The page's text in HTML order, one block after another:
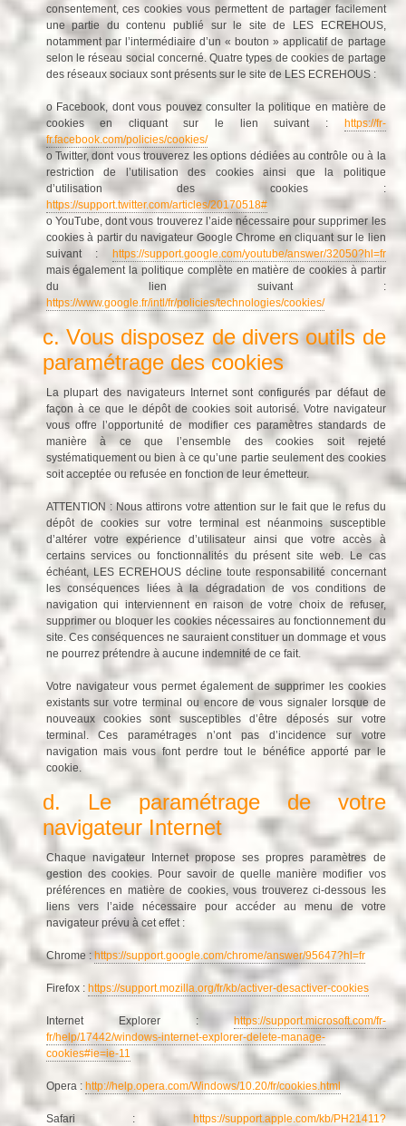
consentement, ces cookies vous permettent de partager facilement
une partie du contenu publié sur le site de LES ECREHOUS,
notamment par l’intermédiaire d’un « bouton » applicatif de partage
selon le réseau social concerné. Quatre types de cookies de partage
des réseaux sociaux sont présents sur le site de LES ECREHOUS :
o Facebook, dont vous pouvez consulter la politique en matière de
cookies en cliquant sur le lien suivant :
https://fr-
fr.facebook.com/policies/cookies/
o Twitter, dont vous trouverez les options dédiées au contrôle ou à la
restriction de l’utilisation des cookies ainsi que la politique
d’utilisation des cookies :
https://support.twitter.com/articles/20170518#
o YouTube, dont vous trouverez l’aide nécessaire pour supprimer les
cookies à partir du navigateur Google Chrome en cliquant sur le lien
suivant :
https://support.google.com/youtube/answer/32050?hl=fr
mais également la politique complète en matière de cookies à partir
du lien suivant :
https://www.google.fr/intl/fr/policies/technologies/cookies/
c. Vous disposez de divers outils de
paramétrage des cookies
La plupart des navigateurs Internet sont configurés par défaut de
façon à ce que le dépôt de cookies soit autorisé. Votre navigateur
vous offre l’opportunité de modifier ces paramètres standards de
manière à ce que l’ensemble des cookies soit rejeté
systématiquement ou bien à ce qu’une partie seulement des cookies
soit acceptée ou refusée en fonction de leur émetteur.
ATTENTION : Nous attirons votre attention sur le fait que le refus du
dépôt de cookies sur votre terminal est néanmoins susceptible
d’altérer votre expérience d’utilisateur ainsi que votre accès à
certains services ou fonctionnalités du présent site web. Le cas
échéant, LES ECREHOUS décline toute responsabilité concernant
les conséquences liées à la dégradation de vos conditions de
navigation qui interviennent en raison de votre choix de refuser,
supprimer ou bloquer les cookies nécessaires au fonctionnement du
site. Ces conséquences ne sauraient constituer un dommage et vous
ne pourrez prétendre à aucune indemnité de ce fait.
Votre navigateur vous permet également de supprimer les cookies
existants sur votre terminal ou encore de vous signaler lorsque de
nouveaux cookies sont susceptibles d’être déposés sur votre
terminal. Ces paramétrages n’ont pas d’incidence sur votre
navigation mais vous font perdre tout le bénéfice apporté par le
cookie.
d. Le paramétrage de votre
navigateur Internet
Chaque navigateur Internet propose ses propres paramètres de
gestion des cookies. Pour savoir de quelle manière modifier vos
préférences en matière de cookies, vous trouverez ci-dessous les
liens vers l’aide nécessaire pour accéder au menu de votre
navigateur prévu à cet effet :
Chrome : https://support.google.com/chrome/answer/95647?hl=fr
Firefox : https://support.mozilla.org/fr/kb/activer-desactiver-cookies
Internet Explorer :https://support.microsoft.com/fr-
fr/help/17442/windows-internet-explorer-delete-manage-
cookies#ie=ie-11
Opera : http://help.opera.com/Windows/10.20/fr/cookies.html
Safari : https://support.apple.com/kb/PH21411?